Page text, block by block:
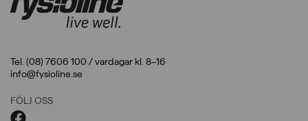
Tel. (08) 7606 100 / vardagar kl. 8–16
info@fysioline.se
FÖLJ OSS